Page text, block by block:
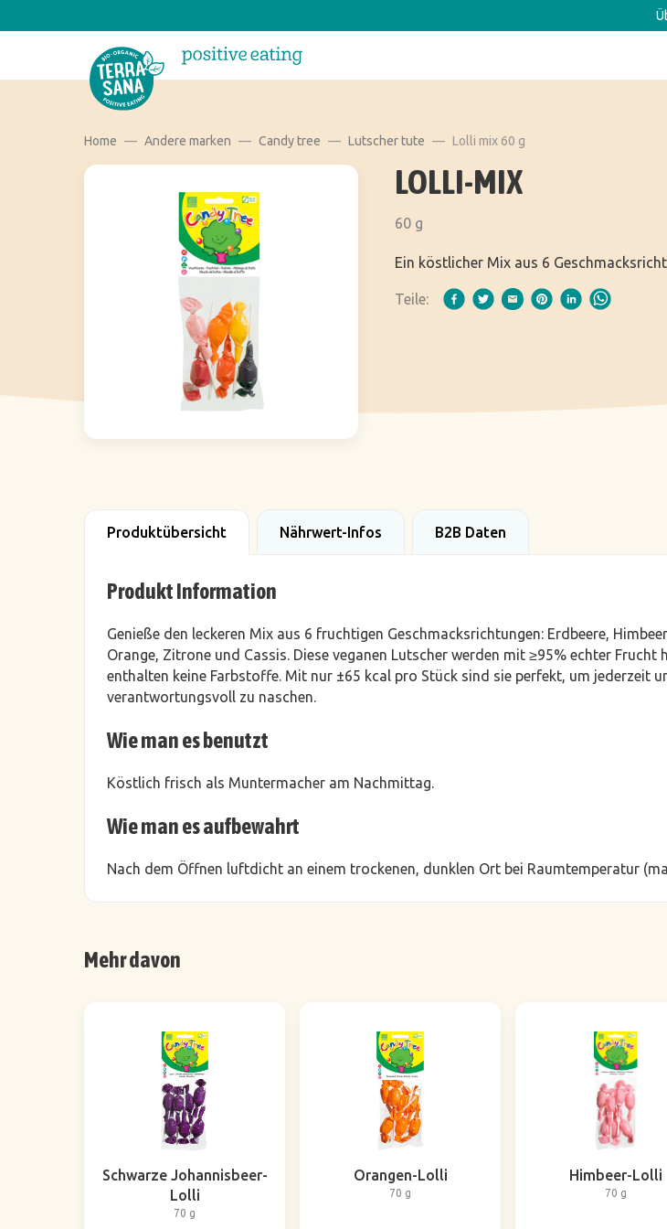
Home Andere marken Candy tree Lutscher tute Lolli mix 60 g
LOLLI-MIX
60 g
Ein köstlicher Mix aus 6
Teile:
Produktübersicht Nährwert-Infos B2B Daten
Produkt Information
Genieße den leckeren Mix aus 6 fruchtigen Geschmacksrichtungen: Erdbeere,
Orange, Zitrone und Cassis. Diese veganen Lutscher werden mit ≥95% echter Frucht
enthalten keine Farbstoffe. Mit nur ±65 kcal pro Stück sind sie perfekt, um jederzeit
verantwortungsvoll zu naschen.
Wie man es benutzt
Köstlich frisch als Muntermacher am Nachmittag.
Wie man es aufbewahrt
Nach dem Öffnen luftdicht an einem trockenen, dunklen Ort bei Raumtemperatur
Mehr davon
Schwarze Johannisbeer-
Lolli
70 g
Orangen-Lolli
70 g
Himbeer-Lolli
70 g